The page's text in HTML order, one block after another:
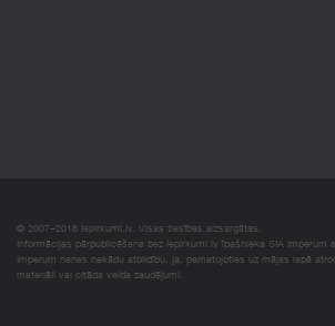
© 2007–2018 Iepirkumi.lv. Visas tiesības aizsargātas.
Informācijas pārpublicēšana bez iepirkumi.lv īpašnieka SIA Imperum
Imperum nenes nekādu atbildību, ja, pamatojoties uz mājas lapā
materiāli vai citāda veida zaudējumi.